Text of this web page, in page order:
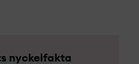
nyckelfakta